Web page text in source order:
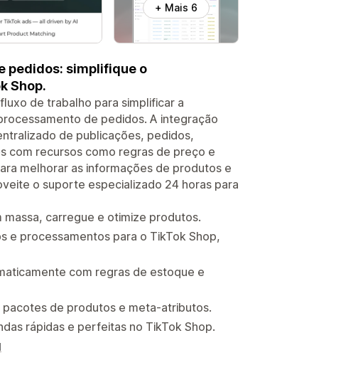
+ Mais 6
pedidos: simplifique o
Shop.
de trabalho para simplificar a
de pedidos. A integração
de publicações, pedidos,
com recursos como regras de preço e
melhorar as informações de produtos e
o suporte especializado 24 horas para
carregue e otimize produtos.
e processamentos para o TikTok Shop,
com regras de estoque e
de produtos e meta-atributos.
rápidas e perfeitas no TikTok Shop.